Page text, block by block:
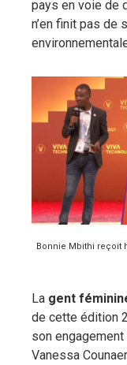
pays en voie de
n’en finit pas de
Bonnie Mbithi reçoit
La gent
de cette édition
son engagement
Vanessa